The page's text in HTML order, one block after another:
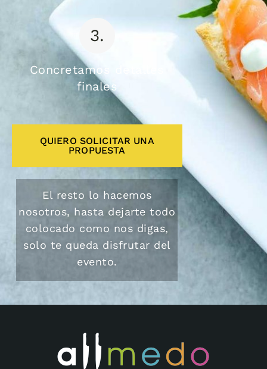
3.
Concretamos detalles
finales
QUIERO SOLICITAR UNA
PROPUESTA
El resto lo hacemos
nosotros, hasta dejarte todo
colocado como nos digas,
solo te queda disfrutar del
evento.